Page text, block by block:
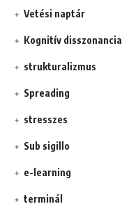
Vetési naptár
Kognitív disszonancia
strukturalizmus
Spreading
stresszes
Sub sigillo
e-learning
terminál